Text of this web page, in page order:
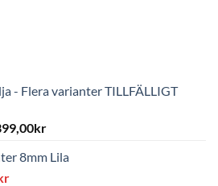
- Flera varianter TILLFÄLLIGT
kr
8mm Lila
Det